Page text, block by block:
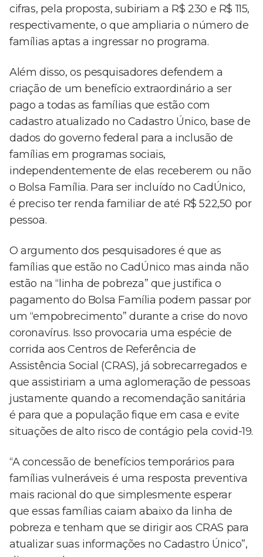
cifras, pela proposta, subiriam a R$ 230 e R$ 115,
respectivamente, o que ampliaria o número de
famílias aptas a ingressar no programa.
Além disso, os pesquisadores defendem a
criação de um benefício extraordinário a ser
pago a todas as famílias que estão com
cadastro atualizado no Cadastro Único, base de
dados do governo federal para a inclusão de
famílias em programas sociais,
independentemente de elas receberem ou não
o Bolsa Família. Para ser incluído no CadÚnico,
é preciso ter renda familiar de até R$ 522,50 por
pessoa.
O argumento dos pesquisadores é que as
famílias que estão no CadÚnico mas ainda não
estão na “linha de pobreza” que justifica o
pagamento do Bolsa Família podem passar por
um “empobrecimento” durante a crise do novo
coronavírus. Isso provocaria uma espécie de
corrida aos Centros de Referência de
Assistência Social (CRAS), já sobrecarregados e
que assistiriam a uma aglomeração de pessoas
justamente quando a recomendação sanitária
é para que a população fique em casa e evite
situações de alto risco de contágio pela covid-19.
“A concessão de benefícios temporários para
famílias vulneráveis é uma resposta preventiva
mais racional do que simplesmente esperar
que essas famílias caiam abaixo da linha de
pobreza e tenham que se dirigir aos CRAS para
atualizar suas informações no Cadastro Único”,